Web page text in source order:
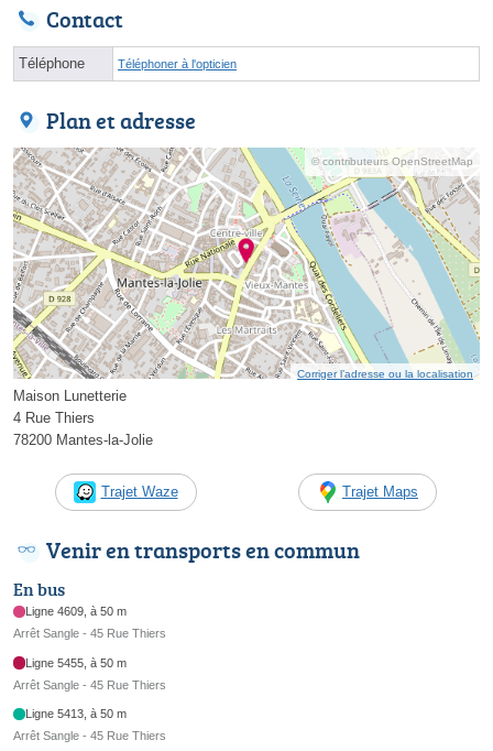
Contact
Téléphone Téléphoner à l'opticien
Plan et adresse
© contributeurs OpenStreetMap
Corriger l’adresse ou la localisation
Maison Lunetterie
4 Rue Thiers
78200 Mantes-la-Jolie
Trajet Waze Trajet Maps
Venir en transports en commun
En bus
Ligne 4609, à 50 m
Arrêt Sangle - 45 Rue Thiers
Ligne 5455, à 50 m
Arrêt Sangle - 45 Rue Thiers
Ligne 5413, à 50 m
Arrêt Sangle - 45 Rue Thiers